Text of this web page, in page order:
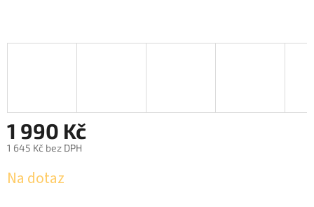
1 990 Kč
1 645 Kč bez DPH
cena:
Na dotaz